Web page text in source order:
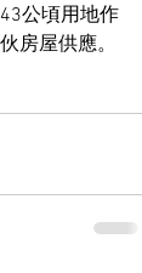
公頃用地作
房屋供應。